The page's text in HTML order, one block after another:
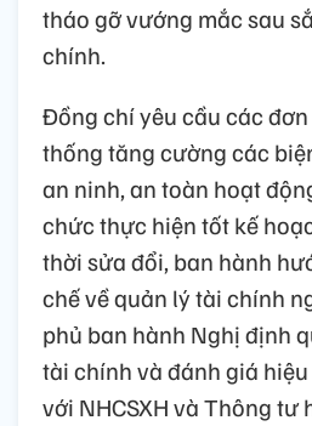
tháo gỡ vướng mắc sau
chính.
Đồng chí yêu cầu các
thống tăng cường các
an ninh, an toàn hoạt
chức thực hiện tốt kế
thời sửa đổi, ban hành
chế về quản lý tài chính
phủ ban hành Nghị định
tài chính và đánh giá
với NHCSXH và Thông tư